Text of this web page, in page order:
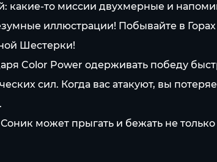
то миссии двухмерные и
иллюстрации! Побывайте в
Шестерки!
Color Power одерживать победу
сил. Когда вас атакуют, вы
может прыгать и бежать не